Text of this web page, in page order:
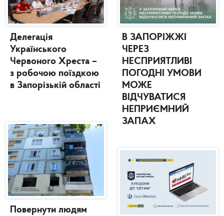
Делегація
Українського
Червоного Хреста –
з робочою поїздкою
в Запорізькій області
Повернути людям
В ЗАПОРІЖЖІ
ЧЕРЕЗ
НЕСПРИЯТЛИВІ
ПОГОДНІ УМОВИ
МОЖЕ
ВІДЧУВАТИСЯ
НЕПРИЄМНИЙ
ЗАПАХ